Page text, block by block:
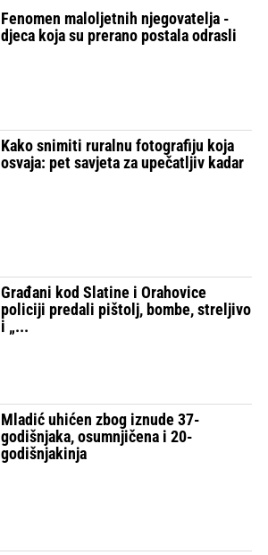
Fenomen maloljetnih njegovatelja -
djeca koja su prerano postala odrasli
Kako snimiti ruralnu fotografiju koja
osvaja: pet savjeta za upečatljiv kadar
Građani kod Slatine i Orahovice
policiji predali pištolj, bombe, streljivo
i „...
Mladić uhićen zbog iznude 37-
godišnjaka, osumnjičena i 20-
godišnjakinja